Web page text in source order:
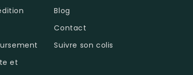
et
Blog
Contact
Suivre son colis